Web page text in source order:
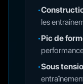
•
les
•Pic de
•Sous